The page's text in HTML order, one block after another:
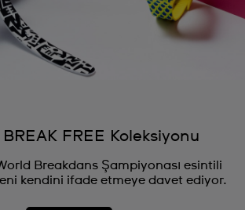
FREE Koleksiyonu
Breakdans Şampiyonası esintili
kendini ifade etmeye davet ediyor.